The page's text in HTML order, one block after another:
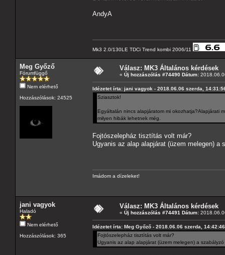
AndyA
Mk3 2.0/130LE TDCi Trend kombi 2006/11
Meg Győző
Fórumfüggő
Nem elérhető
Hozzászólások: 24525
Válasz: MK3 Általános kérdések
« Új hozzászólás #74490 Dátum:
Idézetet írta: jani vagyok - 2018.06.06 szerda,
Sziasztok!
Egyáltalán nincs alapjáratom mi okozhatja?Alapjárati
milyen hibák lehetnek még.
Fojtószelepház tisztítás volt már?
Ugyanis az alap alapjárat (üzem melegen)
Imádom a dízeleket!
jani vagyok
Haladó
Nem elérhető
Hozzászólások: 365
Válasz: MK3 Általános kérdések
« Új hozzászólás #74491 Dátum:
Idézetet írta: Meg Győző - 2018.06.06 szerda, 14:42:46
Fojtószelepház tisztítás volt már?
Ugyanis az alap alapjárat (üzem melegen) a